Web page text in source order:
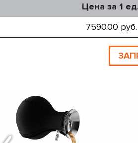
Цена за 1
7590.00 руб.